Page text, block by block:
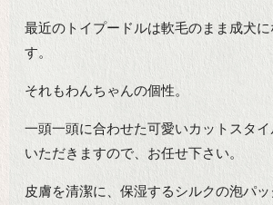
最近のトイプードルは軟毛のまま成犬に
す。
それもわんちゃんの個性。
一頭一頭に合わせた可愛いカットスタイ
いただきますので、お任せ下さい。
皮膚を清潔に、保湿するシルクの泡パッ